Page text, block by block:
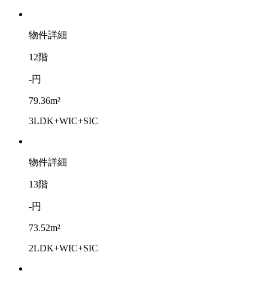
物件詳細
12階
-円
79.36m²
3LDK+WIC+SIC
物件詳細
13階
-円
73.52m²
2LDK+WIC+SIC